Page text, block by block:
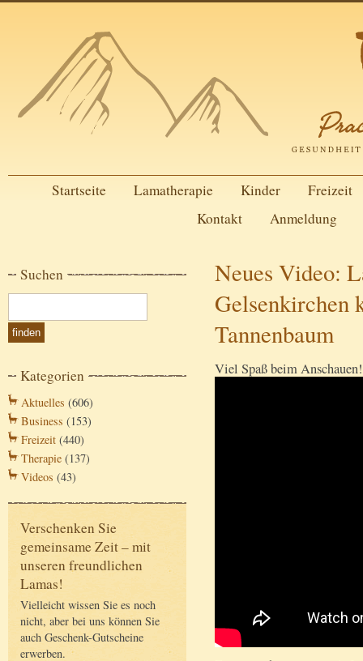
Startseite Lamatherapie Kinder
Freizeit
Kontakt
Anmeldung
Suchen
Kategorien
Aktuelles (606)
Business (153)
Freizeit (440)
Therapie (137)
Videos (43)
Verschenken Sie
gemeinsame Zeit – mit
unseren freundlichen
Lamas!
Vielleicht wissen Sie es noch
nicht, aber bei uns können Sie
auch Geschenk-Gutscheine
erwerben.
Neues Video:
Gelsenkirchen
Tannenbaum
Viel Spaß beim Anschauen!